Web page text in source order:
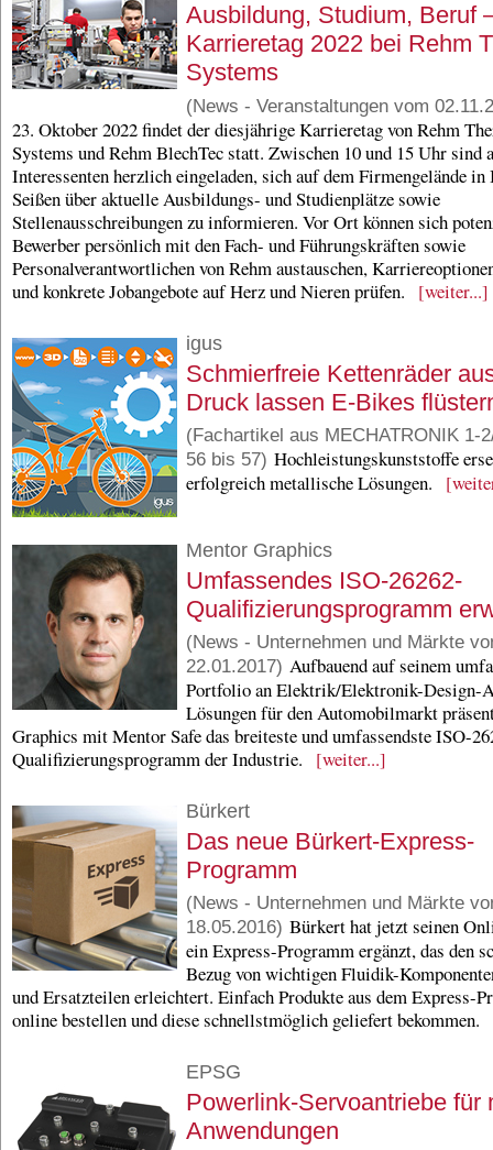
Ausbildung, Studium, Beruf
Karrieretag 2022 bei Rehm
Systems
(News - Veranstaltungen vom
23. Oktober 2022 findet der diesjährige Karrieretag von Rehm
Systems und Rehm BlechTec statt. Zwischen 10 und 15 Uhr sind
Interessenten herzlich eingeladen, sich auf dem Firmengelände in
Seißen über aktuelle Ausbildungs- und Studienplätze sowie
Stellenausschreibungen zu informieren. Vor Ort können sich
Bewerber persönlich mit den Fach- und Führungskräften sowie
Personalverantwortlichen von Rehm austauschen,
und konkrete Jobangebote auf Herz und Nieren prüfen. [weiter...]
igus
Schmierfreie Kettenräder
Druck lassen E-Bikes
(Fachartikel aus MECHATRONIK 1-
56 bis 57) Hochleistungskunststoffe
erfolgreich metallische Lösungen.
Mentor Graphics
Umfassendes ISO-26262-
Qualifizierungsprogramm
(News - Unternehmen und Märkte
22.01.2017) Aufbauend auf seinem
Portfolio an Elektrik/Elektronik-Design-
Lösungen für den Automobilmarkt
Graphics mit Mentor Safe das breiteste und umfassendste ISO-
Qualifizierungsprogramm der Industrie. [weiter...]
Bürkert
Das neue Bürkert-Express-
Programm
(News - Unternehmen und Märkte
18.05.2016) Bürkert hat jetzt seinen
ein Express-Programm ergänzt, das den
Bezug von wichtigen Fluidik-
und Ersatzteilen erleichtert. Einfach Produkte aus dem Express-
online bestellen und diese schnellstmöglich geliefert bekommen.
EPSG
Powerlink-Servoantriebe für
Anwendungen